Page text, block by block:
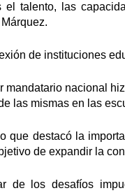
el talento, las
de instituciones
mandatario nacional
las mismas en las
que destacó la
de expandir la
de los desafíos